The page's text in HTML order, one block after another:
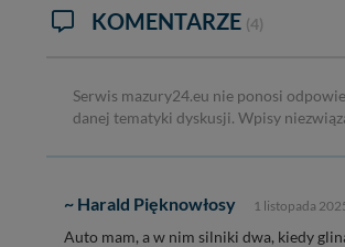
KOMENTARZE (4)
Serwis mazury24.eu nie ponosi
danej tematyki dyskusji. Wpisy
~ Harald Pięknowłosy 1 listopada
Auto mam, a w nim silniki dwa, kiedy